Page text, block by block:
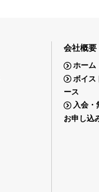
会社概要
ホーム
ボイス
ース
入会・
お申し込